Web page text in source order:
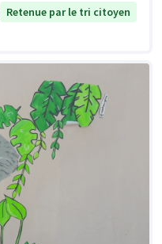
Retenue par le tri citoyen